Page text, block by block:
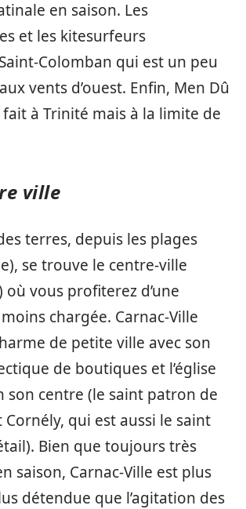
en saison. Les
et les kitesurfeurs
Colomban qui est un peu
vents d’ouest. Enfin, Men Dû
à Trinité mais à la limite de
ville
terres, depuis les plages
se trouve le centre-ville
où vous profiterez d’une
chargée. Carnac-Ville
de petite ville avec son
de boutiques et l’église
son centre (le saint patron de
Cornély, qui est aussi le saint
Bien que toujours très
saison, Carnac-Ville est plus
détendue que l’agitation des